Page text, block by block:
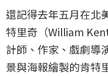
還記得去年五月在北
特里奇（William
計師、作家、戲劇導
景與海報繪製的肯特